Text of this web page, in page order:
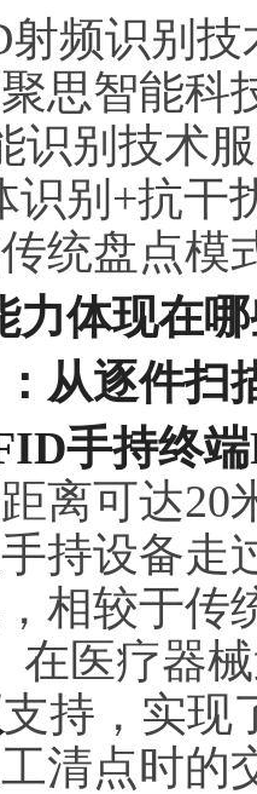
射频识别
思智能科
识别技术
识别+抗干
统盘点模
力体现在
从逐件扫
手持终
离可达20
持设备走
相较于传
在医疗器
支持，实现
清点时的